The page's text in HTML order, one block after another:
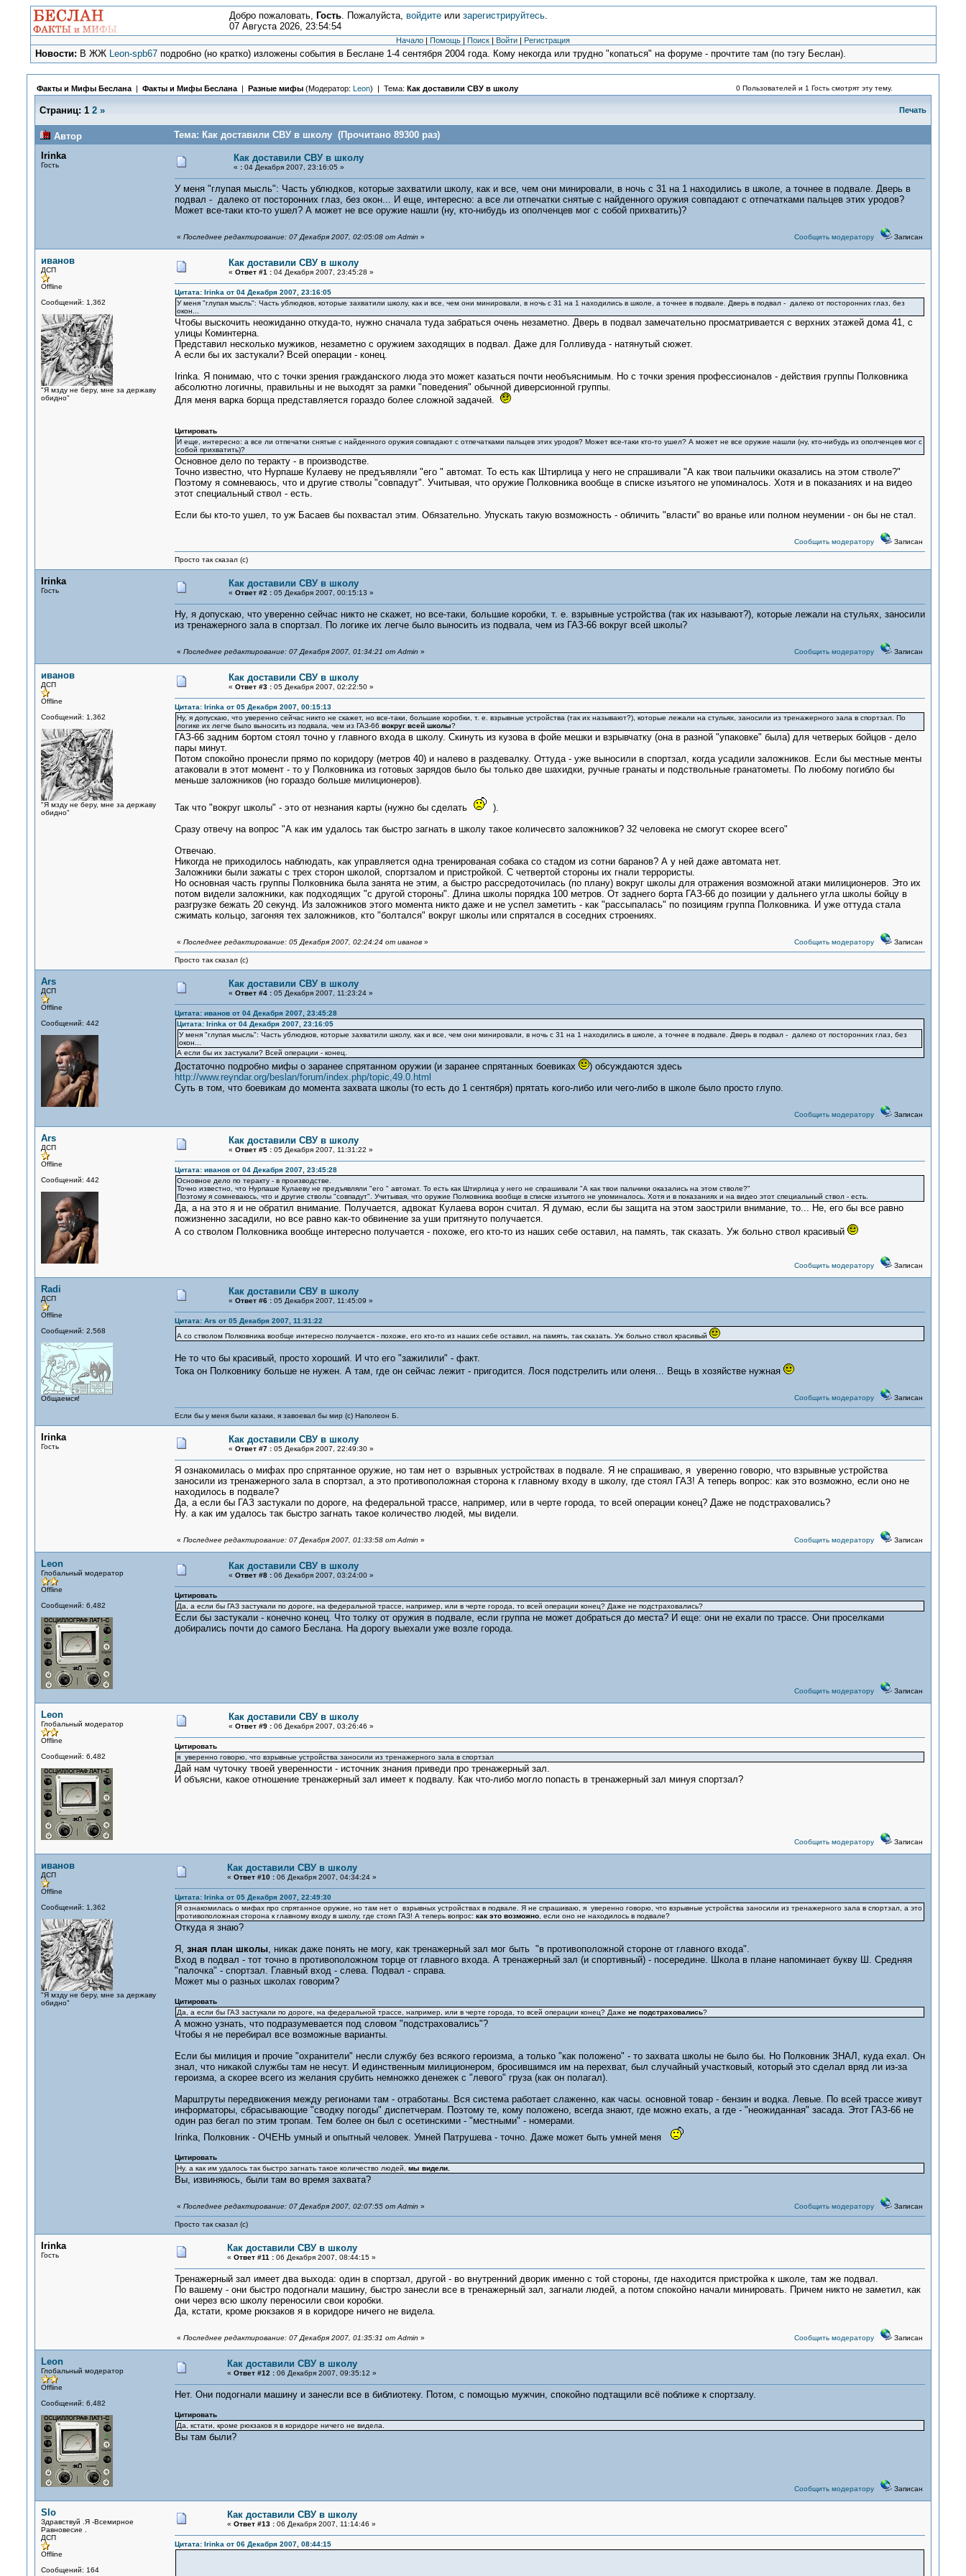
Добро пожаловать, Гость. Пожалуйста, войдитеили зарегистрируйтесь.
07 Августа 2026, 23:54:54
Начало | Помощь | Поиск | Войти | Регистрация
Новости: В ЖЖ Leon-spb67 подробно (но кратко) изложены события в Беслане 1-4 сентября 2004 года. Кому некогда или трудно "копаться" на форуме - прочтите там (по тэгу Беслан).
Факты и Мифы Беслана | Факты и Мифы Беслана | Разные мифы (Модератор: Leon) | Тема: Как доставили СВУ в школу 0 Пользователей и 1 Гость смотрят эту тему.
Страниц: 1 2 » Печать
Автор
Тема: Как доставили СВУ в школу (Прочитано 89300 раз)
Irinka
Гость
Как доставили СВУ в школу
« : 04 Декабря 2007, 23:16:05 »
У меня "глупая мысль": Часть ублюдков, которые захватили школу, как и все, чем они минировали, в ночь с 31 на 1 находились в школе, а точнее в подвале. Дверь в
подвал - далеко от посторонних глаз, без окон... И еще, интересно: а все ли отпечатки снятые с найденного оружия совпадают с отпечатками пальцев этих уродов?
Может все-таки кто-то ушел? А может не все оружие нашли (ну, кто-нибудь из ополченцев мог с собой прихватить)?
« Последнее редактирование: 07 Декабря 2007, 02:05:08 от Admin » Сообщить модератору Записан
иванов
ДСП
Offline
Сообщений: 1,362
"Я мзду не беру, мне за державу
обидно"
Как доставили СВУ в школу
« Ответ #1 : 04 Декабря 2007, 23:45:28 »
Цитата: Irinka от 04 Декабря 2007, 23:16:05
У меня "глупая мысль": Часть ублюдков, которые захватили школу, как и все, чем они минировали, в ночь с 31 на 1 находились в школе, а точнее в подвале. Дверь в подвал - далеко от посторонних глаз, без
окон...
Чтобы выскочить неожиданно откуда-то, нужно сначала туда забраться очень незаметно. Дверь в подвал замечательно просматривается с верхних этажей дома 41, с
улицы Коминтерна.
Представил несколько мужиков, незаметно с оружием заходящих в подвал. Даже для Голливуда - натянутый сюжет.
А если бы их застукали? Всей операции - конец.
Irinka. Я понимаю, что с точки зрения гражданского люда это может казаться почти необъяснимым. Но с точки зрения профессионалов - действия группы Полковника
абсолютно логичны, правильны и не выходят за рамки "поведения" обычной диверсионной группы.
Для меня варка борща представляется гораздо более сложной задачей.
Цитировать
И еще, интересно: а все ли отпечатки снятые с найденного оружия совпадают с отпечатками пальцев этих уродов? Может все-таки кто-то ушел? А может не все оружие нашли (ну, кто-нибудь из ополченцев мог с
собой прихватить)?
Основное дело по теракту - в производстве.
Точно известно, что Нурпаше Кулаеву не предъявляли "его " автомат. То есть как Штирлица у него не спрашивали "А как твои пальчики оказались на этом стволе?"
Поэтому я сомневаюсь, что и другие стволы "совпадут". Учитывая, что оружие Полковника вообще в списке изъятого не упоминалось. Хотя и в показаниях и на видео
этот специальный ствол - есть.
Если бы кто-то ушел, то уж Басаев бы похвастал этим. Обязательно. Упускать такую возможность - обличить "власти" во вранье или полном неумении - он бы не стал.
Сообщить модератору Записан
Просто так сказал (с)
Irinka
Гость
Как доставили СВУ в школу
« Ответ #2 : 05 Декабря 2007, 00:15:13 »
Ну, я допускаю, что уверенно сейчас никто не скажет, но все-таки, большие коробки, т. е. взрывные устройства (так их называют?), которые лежали на стульях, заносили
из тренажерного зала в спортзал. По логике их легче было выносить из подвала, чем из ГАЗ-66 вокруг всей школы?
« Последнее редактирование: 07 Декабря 2007, 01:34:21 от Admin » Сообщить модератору Записан
иванов
ДСП
Offline
Сообщений: 1,362
"Я мзду не беру, мне за державу
обидно"
Как доставили СВУ в школу
« Ответ #3 : 05 Декабря 2007, 02:22:50 »
Цитата: Irinka от 05 Декабря 2007, 00:15:13
Ну, я допускаю, что уверенно сейчас никто не скажет, но все-таки, большие коробки, т. е. взрывные устройства (так их называют?), которые лежали на стульях, заносили из тренажерного зала в спортзал. По
логике их легче было выносить из подвала, чем из ГАЗ-66 вокруг всей школы?
ГАЗ-66 задним бортом стоял точно у главного входа в школу. Скинуть из кузова в фойе мешки и взрывчатку (она в разной "упаковке" была) для четверых бойцов - дело
пары минут.
Потом спокойно пронесли прямо по коридору (метров 40) и налево в раздевалку. Оттуда - уже выносили в спортзал, когда усадили заложников. Если бы местные менты
атаковали в этот момент - то у Полковника из готовых зарядов было бы только две шахидки, ручные гранаты и подствольные гранатометы. По любому погибло бы
меньше заложников (но гораздо больше милиционеров).
Так что "вокруг школы" - это от незнания карты (нужно бы сделать
).
Сразу отвечу на вопрос "А как им удалось так быстро загнать в школу такое количесвто заложников? 32 человека не смогут скорее всего"
Отвечаю.
Никогда не приходилось наблюдать, как управляется одна тренированая собака со стадом из сотни баранов? А у ней даже автомата нет.
Заложники были зажаты с трех сторон школой, спортзалом и пристройкой. С четвертой стороны их гнали террористы.
Но основная часть группы Полковника была занята не этим, а быстро рассредоточилась (по плану) вокруг школы для отражения возможной атаки милиционеров. Это их
потом видели заложники, как подходящих "с другой стороны". Длина школы порядка 100 метров. От заднего борта ГАЗ-66 до позиции у дальнего угла школы бойцу в
разгрузке бежать 20 секунд. Из заложников этого момента никто даже и не успел заметить - как "рассыпалась" по позициям группа Полковника. И уже оттуда стала
сжимать кольцо, загоняя тех заложников, кто "болтался" вокруг школы или спрятался в соседних строениях.
« Последнее редактирование: 05 Декабря 2007, 02:24:24 от иванов » Сообщить модератору Записан
Просто так сказал (с)
Ars
ДСП
Offline
Сообщений: 442
Как доставили СВУ в школу
« Ответ #4 : 05 Декабря 2007, 11:23:24 »
Цитата: иванов от 04 Декабря 2007, 23:45:28
Цитата: Irinka от 04 Декабря 2007, 23:16:05
У меня "глупая мысль": Часть ублюдков, которые захватили школу, как и все, чем они минировали, в ночь с 31 на 1 находились в школе, а точнее в подвале. Дверь в подвал - далеко от посторонних глаз, без
окон...
А если бы их застукали? Всей операции - конец.
Достаточно подробно мифы о заранее спрятанном оружии (и заранее спрятанных боевиках
) обсуждаются здесь
http://www.reyndar.org/beslan/forum/index.php/topic,49.0.html
Суть в том, что боевикам до момента захвата школы (то есть до 1 сентября) прятать кого-либо или чего-либо в школе было просто глупо.
Сообщить модератору Записан
Ars
ДСП
Offline
Сообщений: 442
Как доставили СВУ в школу
« Ответ #5 : 05 Декабря 2007, 11:31:22 »
Цитата: иванов от 04 Декабря 2007, 23:45:28
Основное дело по теракту - в производстве.
Точно известно, что Нурпаше Кулаеву не предъявляли "его " автомат. То есть как Штирлица у него не спрашивали "А как твои пальчики оказались на этом стволе?"
Поэтому я сомневаюсь, что и другие стволы "совпадут". Учитывая, что оружие Полковника вообще в списке изъятого не упоминалось. Хотя и в показаниях и на видео этот специальный ствол - есть.
Да, а на это я и не обратил внимание. Получается, адвокат Кулаева ворон считал. Я думаю, если бы защита на этом заострили внимание, то... Не, его бы все равно
пожизненно засадили, но все равно как-то обвинение за уши притянуто получается.
А со стволом Полковника вообще интересно получается - похоже, его кто-то из наших себе оставил, на память, так сказать. Уж больно ствол красивый
Сообщить модератору Записан
Radi
ДСП
Offline
Сообщений: 2,568
Общаемся!
Как доставили СВУ в школу
« Ответ #6 : 05 Декабря 2007, 11:45:09 »
Цитата: Ars от 05 Декабря 2007, 11:31:22
А со стволом Полковника вообще интересно получается - похоже, его кто-то из наших себе оставил, на память, так сказать. Уж больно ствол красивый
Не то что бы красивый, просто хороший. И что его "зажилили" - факт.
Тока он Полковнику больше не нужен. А там, где он сейчас лежит - пригодится. Лося подстрелить или оленя... Вещь в хозяйстве нужная
Сообщить модератору Записан
Если бы у меня были казаки, я завоевал бы мир (с) Наполеон Б.
Irinka
Гость
Как доставили СВУ в школу
« Ответ #7 : 05 Декабря 2007, 22:49:30 »
Я ознакомилась о мифах про спрятанное оружие, но там нет о взрывных устройствах в подвале. Я не спрашиваю, я уверенно говорю, что взрывные устройства
заносили из тренажерного зала в спортзал, а это противоположная сторона к главному входу в школу, где стоял ГАЗ! А теперь вопрос: как это возможно, если оно не
находилось в подвале?
Да, а если бы ГАЗ застукали по дороге, на федеральной трассе, например, или в черте города, то всей операции конец? Даже не подстраховались?
Ну. а как им удалось так быстро загнать такое количество людей, мы видели.
« Последнее редактирование: 07 Декабря 2007, 01:33:58 от Admin » Сообщить модератору Записан
Leon
Глобальный модератор
Offline
Сообщений: 6,482
Как доставили СВУ в школу
« Ответ #8 : 06 Декабря 2007, 03:24:00 »
Цитировать
Да, а если бы ГАЗ застукали по дороге, на федеральной трассе, например, или в черте города, то всей операции конец? Даже не подстраховались?
Если бы застукали - конечно конец. Что толку от оружия в подвале, если группа не может добраться до места? И еще: они не ехали по трассе. Они проселками
добирались почти до самого Беслана. На дорогу выехали уже возле города.
Сообщить модератору Записан
Leon
Глобальный модератор
Offline
Сообщений: 6,482
Как доставили СВУ в школу
« Ответ #9 : 06 Декабря 2007, 03:26:46 »
Цитировать
я уверенно говорю, что взрывные устройства заносили из тренажерного зала в спортзал
Дай нам чуточку твоей уверенности - источник знания приведи про тренажерный зал.
И объясни, какое отношение тренажерный зал имеет к подвалу. Как что-либо могло попасть в тренажерный зал минуя спортзал?
Сообщить модератору Записан
иванов
ДСП
Offline
Сообщений: 1,362
"Я мзду не беру, мне за державу
обидно"
Как доставили СВУ в школу
« Ответ #10 : 06 Декабря 2007, 04:34:24 »
Цитата: Irinka от 05 Декабря 2007, 22:49:30
Я ознакомилась о мифах про спрятанное оружие, но там нет о взрывных устройствах в подвале. Я не спрашиваю, я уверенно говорю, что взрывные устройства заносили из тренажерного зала в спортзал, а это
противоположная сторона к главному входу в школу, где стоял ГАЗ! А теперь вопрос: как это возможно , если оно не находилось в подвале?
Откуда я знаю?
Я, зная план школы, никак даже понять не могу, как тренажерный зал мог быть "в противоположной стороне от главного входа".
Вход в подвал - тот точно в противоположном торце от главного входа. А тренажерный зал (и спортивный) - посередине. Школа в плане напоминает букву Ш. Средняя
"палочка" - спортзал. Главный вход - слева. Подвал - справа.
Может мы о разных школах говорим?
Цитировать
Да, а если бы ГАЗ застукали по дороге, на федеральной трассе, например, или в черте города, то всей операции конец? Даже не подстраховались?
А можно узнать, что подразумевается под словом "подстраховались"?
Чтобы я не перебирал все возможные варианты.
Если бы милиция и прочие "охранители" несли службу без всякого героизма, а только "как положено" - то захвата школы не было бы. Но Полковник ЗНАЛ, куда ехал. Он
знал, что никакой службы там не несут. И единственным милиционером, бросившимся им на перехват, был случайный участковый, который это сделал вряд ли из-за
героизма, а скорее всего из желания срубить немножко денежек с "левого" груза (как он полагал).
Марштруты передвижения между регионами там - отработаны. Вся система работает слаженно, как часы. основной товар - бензин и водка. Левые. По всей трассе живут
информаторы, сбрасывающие "сводку погоды" диспетчерам. Поэтому те, кому положено, всегда знают, где можно ехать, а где - "неожиданная" засада. Этот ГАЗ-66 не
один раз бегал по этим тропам. Тем более он был с осетинскими - "местными" - номерами.
Irinka, Полковник - ОЧЕНЬ умный и опытный человек. Умней Патрушева - точно. Даже может быть умней меня
Цитировать
Ну. а как им удалось так быстро загнать такое количество людей, мы видели.
Вы, извиняюсь, были там во время захвата?
« Последнее редактирование: 07 Декабря 2007, 02:07:55 от Admin » Сообщить модератору Записан
Просто так сказал (с)
Irinka
Гость
Как доставили СВУ в школу
« Ответ #11 : 06 Декабря 2007, 08:44:15 »
Тренажерный зал имеет два выхода: один в спортзал, другой - во внутренний дворик именно с той стороны, где находится пристройка к школе, там же подвал.
По вашему - они быстро подогнали машину, быстро занесли все в тренажерный зал, загнали людей, а потом спокойно начали минировать. Причем никто не заметил, как
они через всю школу переносили свои коробки.
Да, кстати, кроме рюкзаков я в коридоре ничего не видела.
« Последнее редактирование: 07 Декабря 2007, 01:35:31 от Admin » Сообщить модератору Записан
Leon
Глобальный модератор
Offline
Сообщений: 6,482
Как доставили СВУ в школу
« Ответ #12 : 06 Декабря 2007, 09:35:12 »
Нет. Они подогнали машину и занесли все в библиотеку. Потом, с помощью мужчин, спокойно подтащили всё поближе к спортзалу.
Цитировать
Да, кстати, кроме рюкзаков я в коридоре ничего не видела.
Вы там были?
Сообщить модератору Записан
Slo
Здравствуй .Я -Всемирное
Равновесие .
ДСП
Offline
Сообщений: 164
Как доставили СВУ в школу
« Ответ #13 : 06 Декабря 2007, 11:14:46 »
Цитата: Irinka от 06 Декабря 2007, 08:44:15